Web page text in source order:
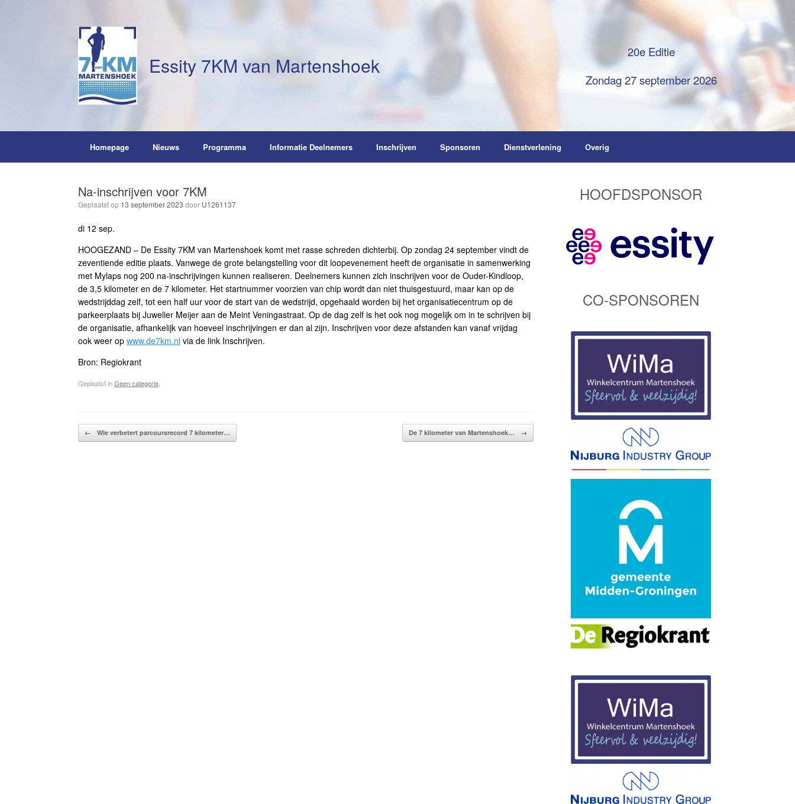
Essity 7KM van Martenshoek
20e Editie
Zondag 27 september 2026
Homepage Nieuws Programma Informatie Deelnemers Inschrijven Sponsoren Dienstverlening Overig
Na-inschrijven voor 7KM
Geplaatst op 13 september 2023 door U1261137
di 12 sep.
HOOGEZAND – De Essity 7KM van Martenshoek komt met rasse schreden dichterbij. Op zondag 24 september vindt de
zeventiende editie plaats. Vanwege de grote belangstelling voor dit loopevenement heeft de organisatie in samenwerking
met Mylaps nog 200 na-inschrijvingen kunnen realiseren. Deelnemers kunnen zich inschrijven voor de Ouder-Kindloop,
de 3,5 kilometer en de 7 kilometer. Het startnummer voorzien van chip wordt dan niet thuisgestuurd, maar kan op de
wedstrijddag zelf, tot een half uur voor de start van de wedstrijd, opgehaald worden bij het organisatiecentrum op de
parkeerplaats bij Juwelier Meijer aan de Meint Veningastraat. Op de dag zelf is het ook nog mogelijk om in te schrijven bij
de organisatie, afhankelijk van hoeveel inschrijvingen er dan al zijn. Inschrijven voor deze afstanden kan vanaf vrijdag
ook weer op www.de7km.nl via de link Inschrijven.
Bron: Regiokrant
Geplaatst inGeen categorie
Bericht navigatie
← Wie verbetert parcoursrecord 7 kilometer… De 7 kilometer van Martenshoek… →
HOOFDSPONSOR
CO-SPONSOREN